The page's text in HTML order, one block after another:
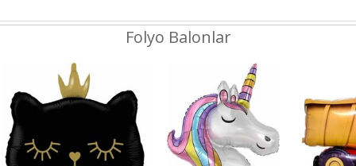
Folyo Balonlar